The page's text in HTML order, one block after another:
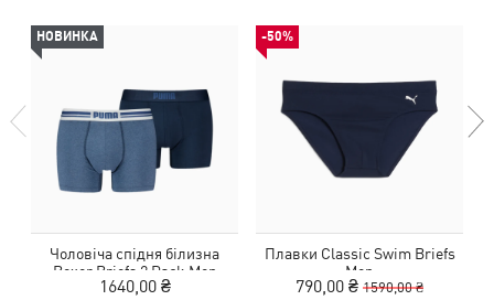
НОВИНКА
Чоловіча спідня білизна
Boxer Briefs 2 Pack Men
1640,00 ₴
-50%
Плавки Classic Swim Briefs
Men
790,00 ₴ 1590,00 ₴